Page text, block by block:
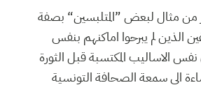
من مثال لبعض ”المتلبسين“ بصفة
الذين لم يبرحوا اماكنهم بنفس
الاساليب المكتسبة قبل الثورة
الى سمعة الصحافة التونسية